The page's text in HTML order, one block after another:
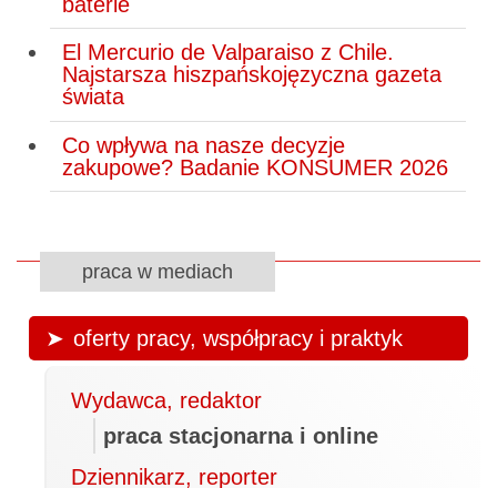
El Mercurio de Valparaiso z Chile.
Najstarsza hiszpańskojęzyczna gazeta
świata
Co wpływa na nasze decyzje
zakupowe? Badanie KONSUMER 2026
praca w mediach
oferty pracy, współpracy i praktyk
Wydawca, redaktor
praca stacjonarna i online
Dziennikarz, reporter